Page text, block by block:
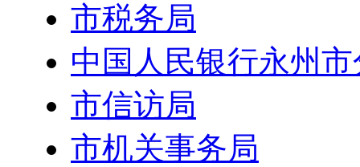
市税务局
中国人民银行永州
市信访局
市机关事务局